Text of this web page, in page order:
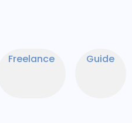
Freelance Guide